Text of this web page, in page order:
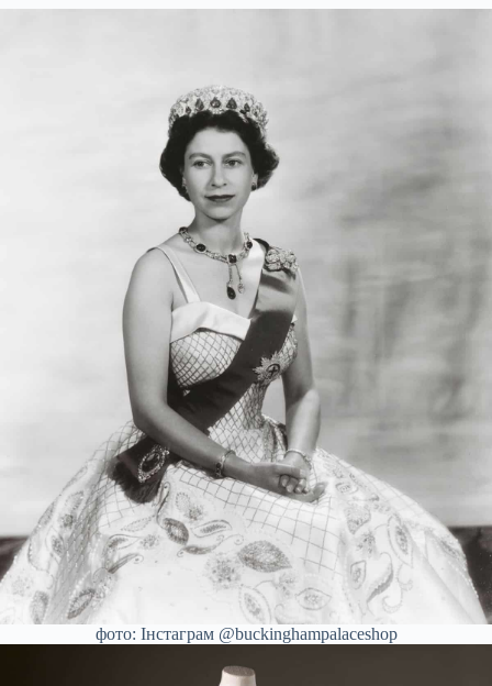
фото: Інстаграм @buckinghampalaceshop